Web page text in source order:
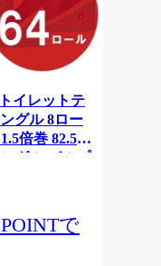
イレットテ
グル 8ロー
倍巻 82.5m
グル パルプ
耗品 備蓄
で